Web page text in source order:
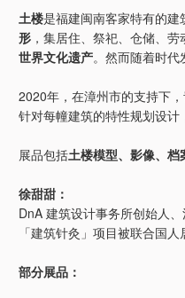
土楼是福建闽南客家特有的
形 ，集居住、祭祀、仓储、
世界文化遗产。然而随着时
2020年，在漳州市的支持下
针对每幢建筑的特性规划设计
展品包括土楼模型、影像、档
徐甜甜：
DnA 建筑设计事务所创始人
「建筑针灸」项目被联合国人
部分展品：